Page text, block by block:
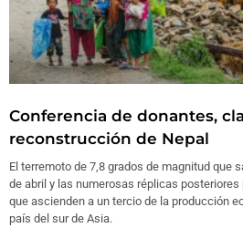
Conferencia de donantes,
reconstrucción de Nepal
El terremoto de 7,8 grados de magnitud que
de abril y las numerosas réplicas posteriores
que ascienden a un tercio de la producción
país del sur de Asia.